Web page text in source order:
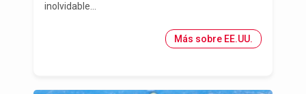
inolvidable...
Más sobre EE.UU.